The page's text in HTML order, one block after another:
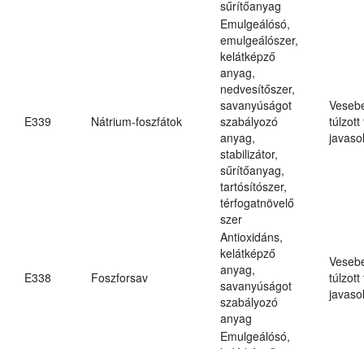
sűrítőanyag
E339 Nátrium-foszfátok
Emulgeálósó,
emulgeálószer,
kelátképző
anyag,
nedvesítőszer,
savanyúságot
szabályozó
anyag,
stabilizátor,
sűrítőanyag,
tartósítószer,
térfogatnövelő
szer
túlzott
E338 Foszforsav
Antioxidáns,
kelátképző
anyag,
savanyúságot
szabályozó
anyag
túlzott
Emulgeálósó,